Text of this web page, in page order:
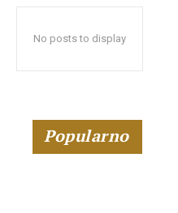
No posts to display
Popularno